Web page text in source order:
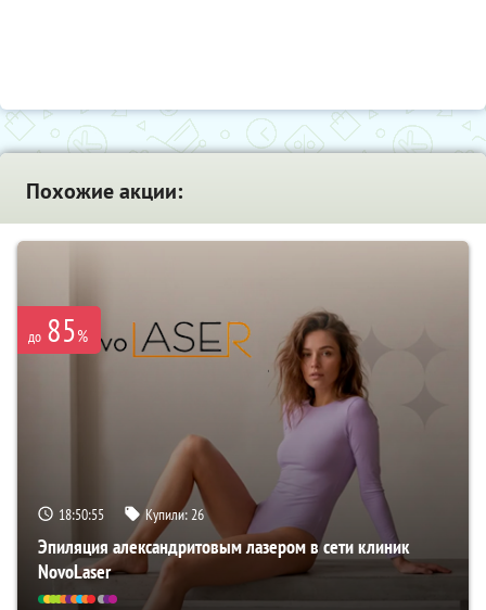
Похожие акции:
до 85%
18:50:55 Купили:26
Эпиляция александритовым лазером в сети клиник
NovoLaser